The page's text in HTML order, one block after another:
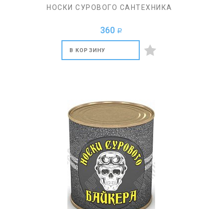
НОСКИ СУРОВОГО САНТЕХНИКА
360 a
В КОРЗИНУ